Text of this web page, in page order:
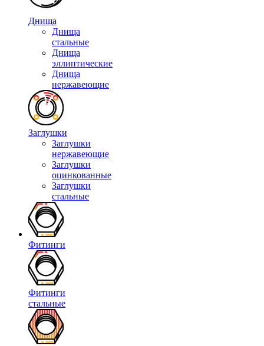
Днища
Днища
стальные
Днища
эллиптические
Днища
нержавеющие
Заглушки
Заглушки
нержавеющие
Заглушки
оцинкованные
Заглушки
стальные
Фитинги
Фитинги
стальные